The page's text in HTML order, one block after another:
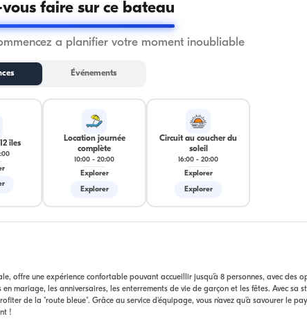
faire sur ce bateau
a planifier votre moment inoubliable
Événements
îles
Location journée
complète
10:00 - 20:00
Explorer
Explorer
Circuit au coucher du
soleil
16:00 - 20:00
Explorer
Explorer
offre une expérience confortable pouvant accueillir jusqu'à 8 personnes, avec des
mariage, les anniversaires, les enterrements de vie de garçon et les fêtes. Avec sa
de la "route bleue". Grâce au service d'équipage, vous n'avez qu'à savourer le
!